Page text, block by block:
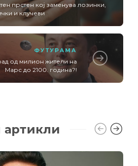
прстен кој заменува лозинки,
и клучеви
ФУТУРАМА
од милион жители на
Марс до 2100. година?!
артикли